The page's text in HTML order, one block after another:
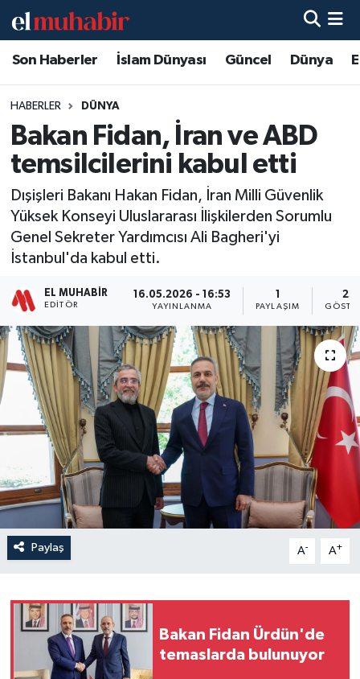
Son Haberler İslam Dünyası Güncel Dünya
HABERLER DÜNYA
Bakan Fidan, İran ve ABD
temsilcilerini kabul etti
Dışişleri Bakanı Hakan Fidan, İran Milli Güvenlik
Yüksek Konseyi Uluslararası İlişkilerden Sorumlu
Genel Sekreter Yardımcısı Ali Bagheri'yi
İstanbul'da kabul etti.
EL MUHABIR
EDITÖR
16.05.2026 - 16:53
YAYINLANMA PAYLAŞIM
23
Paylaş A- A+
Bakan Fidan Ürdün'de
temaslarda bulunuyor
Hava Durumu
Trafik Durumu
Süper Lig Puan Durumu ve Fikstür
Son Dakika Haberleri
Haber Arşivi